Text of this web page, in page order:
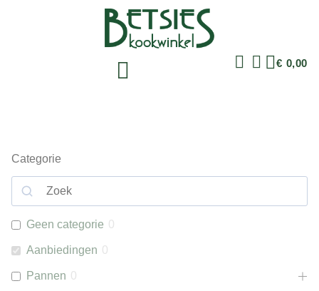
€ 0,00
Categorie
Geen categorie 0
Aanbiedingen 0
Pannen 0